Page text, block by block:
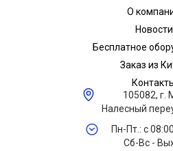
О
Новости
Бесплатное
Заказ из
105082, г.
Налесный
Пн-Пт.: с
Сб-Вс -